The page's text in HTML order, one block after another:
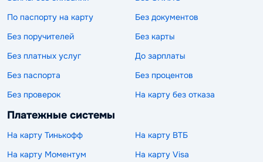
По паспорту на карту
Без документов
Без поручителей
Без карты
Без платных услуг
До зарплаты
Без паспорта
Без процентов
Без проверок
На карту без отказа
Платежные системы
На карту Тинькофф
На карту ВТБ
На карту Моментум
На карту Visa